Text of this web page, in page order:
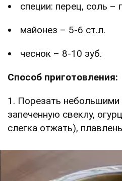
специи: перец, соль –
майонез – 5-6 ст.л.
чеснок – 8-10 зуб.
Способ приготовления:
1. Порезать небольшими
запеченную свеклу,
слегка отжать),